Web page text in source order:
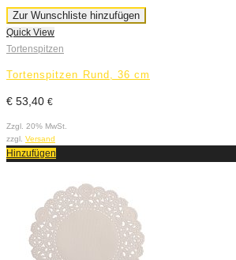
Zur Wunschliste hinzufügen
Quick View
Tortenspitzen
Tortenspitzen Rund, 36 cm
€ 53,40 €
Zzgl. 20% MwSt.
zzgl. Versand
Hinzufügen